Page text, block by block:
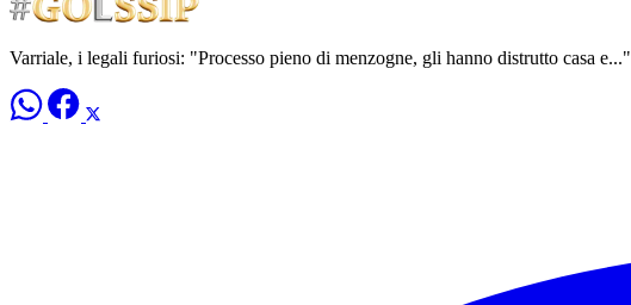
Varriale, i legali furiosi: "Processo pieno di menzogne, gli hanno distrutto casa e..."